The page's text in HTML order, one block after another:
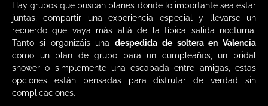
Hay grupos que buscan planes donde lo importante sea estar
juntas, compartir una experiencia especial y llevarse un
recuerdo que vaya más allá de la típica salida nocturna.
Tanto si organizáis una despedida de soltera en Valencia
como un plan de grupo para un cumpleaños, un bridal
shower o simplemente una escapada entre amigas, estas
opciones están pensadas para disfrutar de verdad sin
complicaciones.